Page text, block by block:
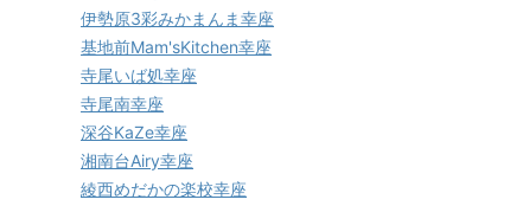
伊勢原3彩みかまんま幸座
基地前Mam'sKitchen幸座
寺尾いば処幸座
寺尾南幸座
深谷KaZe幸座
湘南台Airy幸座
綾西めだかの楽校幸座